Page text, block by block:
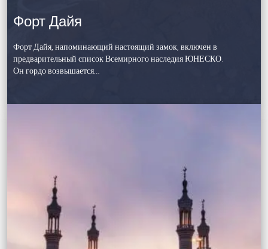
Форт Дайя
Форт Дайя, напоминающий настоящий замок, включен в
предварительный список Всемирного наследия ЮНЕСКО.
Он гордо возвышается…